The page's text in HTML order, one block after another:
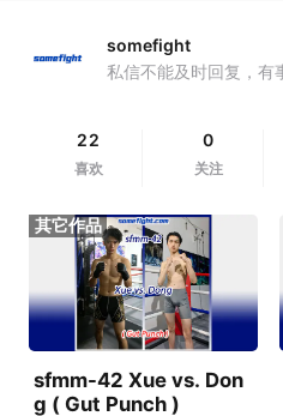
somefight
22
喜欢
0
关注
sfmm-42 Xue vs. Don
g ( Gut Punch )